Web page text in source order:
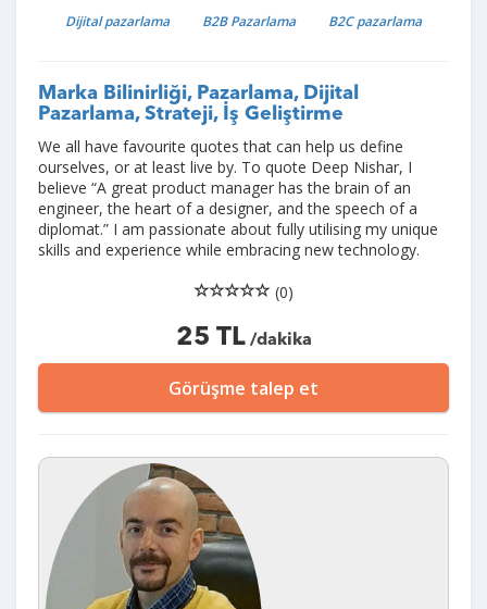
Dijital pazarlama
B2B Pazarlama B2C pazarlama
Marka Bilinirliği, Pazarlama, Dijital
Pazarlama, Strateji, İş Geliştirme
We all have favourite quotes that can help us define
ourselves, or at least live by. To quote Deep Nishar, I
believe “A great product manager has the brain of an
engineer, the heart of a designer, and the speech of a
diplomat.” I am passionate about fully utilising my unique
skills and experience while embracing new technology.
(0)
25 TL/dakika
Görüşme talep et